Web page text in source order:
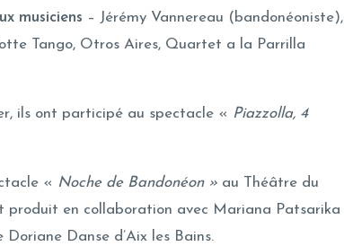
musiciens – Jérémy Vannereau (bandonéoniste),
Tango, Otros Aires, Quartet a la Parrilla
ils ont participé au spectacle « Piazzolla, 4
« Noche de Bandonéon » au Théâtre du
produit en collaboration avec Mariana Patsarika
Danse d’Aix les Bains.